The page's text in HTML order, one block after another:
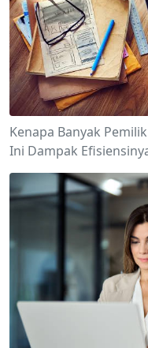
Kenapa Banyak
Ini Dampak